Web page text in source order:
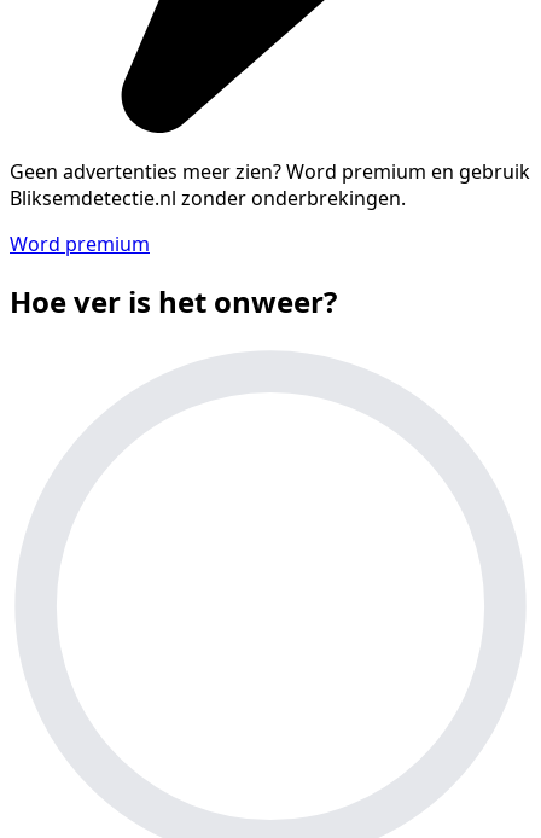
Geen advertenties meer zien?Word premium en gebruik
Bliksemdetectie.nl zonder onderbrekingen.
Word premium
Hoe ver is het onweer?